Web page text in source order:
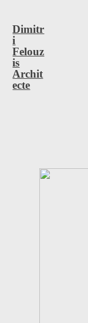
Dimitr
i
Felouz
is
Archit
ecte